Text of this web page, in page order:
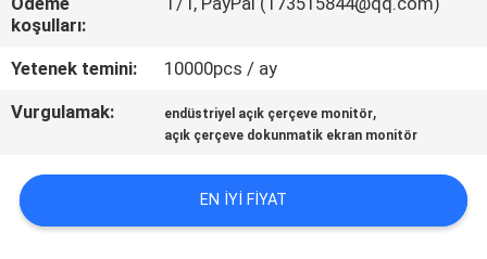
BIR
TEKLIF
ISTEĞI
SITE
HARITASI
koşulları:
Yetenek temini:
10000pcs / ay
Vurgulamak:
endüstriyel açık çerçeve monitör,
açık çerçeve dokunmatik ekran monitör
EN IYI FIYAT